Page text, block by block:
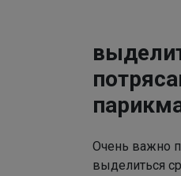
Очень важно
выделиться